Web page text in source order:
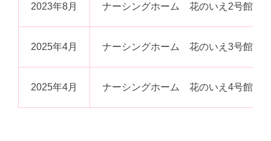
2023年8月 ナーシングホーム 花のいえ2号館（
2025年4月 ナーシングホーム 花のいえ3号館（
2025年4月 ナーシングホーム 花のいえ4号館（